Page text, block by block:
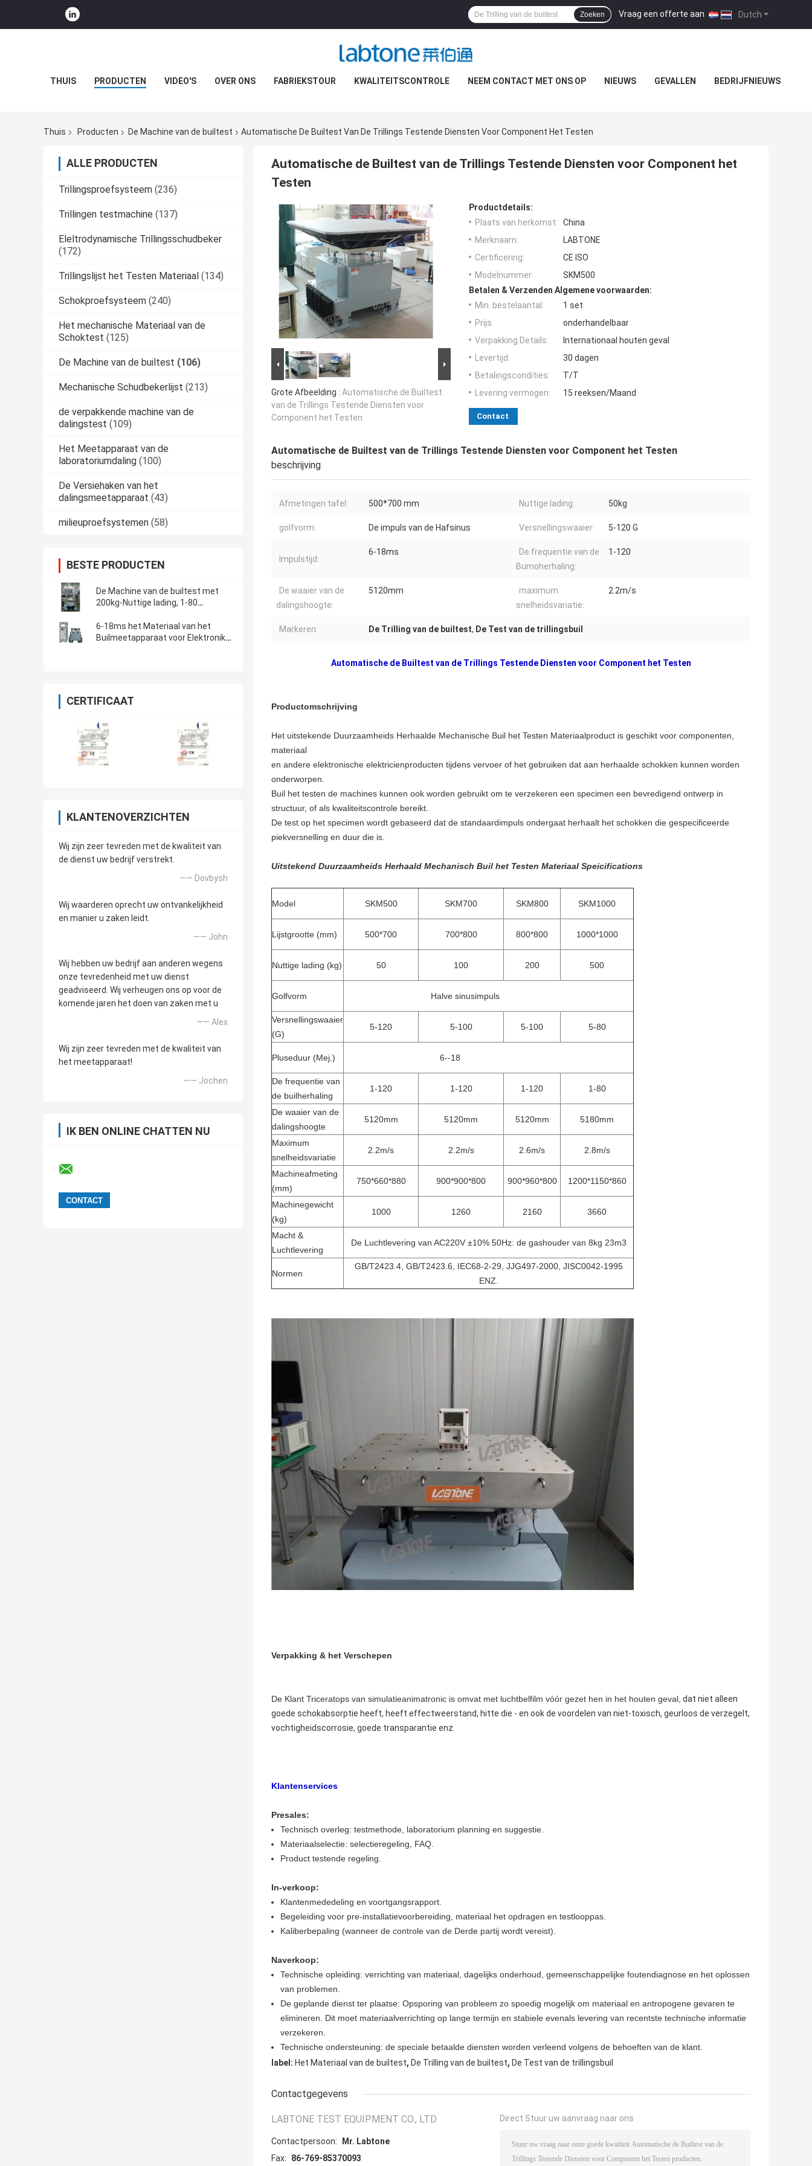
Dutch
Vraag een offerte aan |
Zoeken
THUIS PRODUCTEN VIDEO'S OVER ONS FABRIEKSTOUR KWALITEITSCONTROLE NEEM CONTACT MET ONS OP NIEUWS GEVALLEN BEDRIJFNIEUWS
Thuis Producten De Machine van de builtest Automatische De Builtest Van De Trillings Testende Diensten Voor Component Het Testen
ALLE PRODUCTEN
Trillingsproefsysteem (236)
Trillingen testmachine (137)
Eleltrodynamische Trillingsschudbeker
(172)
Trillingslijst het Testen Materiaal (134)
Schokproefsysteem (240)
Het mechanische Materiaal van de
Schoktest (125)
De Machine van de builtest (106)
Mechanische Schudbekerlijst (213)
de verpakkende machine van de
dalingstest (109)
Het Meetapparaat van de
laboratoriumdaling (100)
De Versiehaken van het
dalingsmeetapparaat (43)
milieuproefsystemen (58)
BESTE PRODUCTEN
De Machine van de builtest met
200kg-Nuttige lading, 1-80
6-18ms het Materiaal van het
Builmeetapparaat voor Elektronika
CERTIFICAAT
KLANTENOVERZICHTEN
Wij zijn zeer tevreden met de kwaliteit van
de dienst uw bedrijf verstrekt.
—— Dovbysh
Wij waarderen oprecht uw ontvankelijkheid
en manier u zaken leidt.
—— John
Wij hebben uw bedrijf aan anderen wegens
onze tevredenheid met uw dienst
geadviseerd. Wij verheugen ons op voor de
komende jaren het doen van zaken met u
—— Alex
Wij zijn zeer tevreden met de kwaliteit van
het meetapparaat!
—— Jochen
IK BEN ONLINE CHATTEN NU
Automatische de Builtest van de Trillings Testende Diensten voor Component het
Testen
Grote Afbeelding : Automatische de Builtest
van de Trillings Testende Diensten voor
Component het Testen
Productdetails:
Plaats van herkomst:
China
Merknaam:
LABTONE
Certificering:
CE ISO
Modelnummer:
SKM500
Betalen & Verzenden Algemene voorwaarden:
Min. bestelaantal:
1 set
Prijs:
onderhandelbaar
Verpakking Details:
Internationaal houten geval
Levertijd:
30 dagen
Betalingscondities:
T/T
Levering vermogen:
15 reeksen/Maand
Contact
Automatische de Builtest van de Trillings Testende Diensten voor Component het Testen
beschrijving
Afmetingen tafel: 500*700 mm Nuttige lading: 50kg
golfvorm: De impuls van de Hafsinus Versnellingswaaier: 5-120 G
Impulstijd:
6-18ms
De frequentie van de
Bumoherhaling:
1-120
De waaier van de
dalingshoogte:
5120mm
maximum
snelheidsvariatie:
2.2m/s
Markeren: De Trilling van de builtest, De Test van de trillingsbuil
Automatische de Builtest van de Trillings Testende Diensten voor Component het Testen
Productomschrijving
Het uitstekende Duurzaamheids Herhaalde Mechanische Buil het Testen Materiaalproduct is geschikt voor componenten,
materiaal
en andere elektronische elektricienproducten tijdens vervoer of het gebruiken dat aan herhaalde schokken kunnen worden
onderworpen.
Buil het testen de machines kunnen ook worden gebruikt om te verzekeren een specimen een bevredigend ontwerp in
structuur, of als kwaliteitscontrole bereikt.
De test op het specimen wordt gebaseerd dat de standaardimpuls ondergaat herhaalt het schokken die gespecificeerde
piekversnelling en duur die is.
Uitstekend Duurzaamheids Herhaald Mechanisch Buil het Testen Materiaal Speicifications
Model SKM500 SKM700 SKM800 SKM1000
Lijstgrootte (mm) 500*700 700*800 800*800 1000*1000
Nuttige lading (kg) 50 100 200 500
Golfvorm Halve sinusimpuls
Versnellingswaaier
(G)
5-120 5-100 5-100 5-80
Pluseduur (Mej.) 6--18
De frequentie van
de builherhaling
1-120 1-120 1-120 1-80
De waaier van de
dalingshoogte
5120mm 5120mm 5120mm 5180mm
Maximum
snelheidsvariatie
2.2m/s 2.2m/s 2.6m/s 2.8m/s
Machineafmeting
(mm)
750*660*880 900*900*800 900*960*800 1200*1150*860
Machinegewicht
(kg)
1000 1260 2160 3660
Macht &
Luchtlevering
De Luchtlevering van AC220V ±10% 50Hz: de gashouder van 8kg 23m3
Normen
GB/T2423.4, GB/T2423.6, IEC68-2-29, JJG497-2000, JISC0042-1995
ENZ.
Verpakking & het Verschepen
De Klant Triceratops van simulatieanimatronic is omvat met luchtbelfilm vóór gezet hen in het houten geval, dat niet alleen
goede schokabsorptie heeft, heeft effectweerstand, hitte die - en ook de voordelen van niet-toxisch, geurloos de verzegelt,
vochtigheidscorrosie, goede transparantie enz.
Klantenservices
Presales:
Technisch overleg: testmethode, laboratorium planning en suggestie.
Materiaalselectie: selectieregeling, FAQ.
Product testende regeling.
In-verkoop:
Klantenmededeling en voortgangsrapport.
Begeleiding voor pre-installatievoorbereiding, materiaal het opdragen en testlooppas.
Kaliberbepaling (wanneer de controle van de Derde partij wordt vereist).
Naverkoop:
Technische opleiding: verrichting van materiaal, dagelijks onderhoud, gemeenschappelijke foutendiagnose en het oplossen
van problemen.
De geplande dienst ter plaatse: Opsporing van probleem zo spoedig mogelijk om materiaal en antropogene gevaren te
elimineren. Dit moet materiaalverrichting op lange termijn en stabiele evenals levering van recentste technische informatie
verzekeren.
Technische ondersteuning: de speciale betaalde diensten worden verleend volgens de behoeften van de klant.
label: Het Materiaal van de builtest, De Trilling van de builtest, De Test van de trillingsbuil
Contactgegevens
LABTONE TEST EQUIPMENT CO., LTD
Contactpersoon:
Mr. Labtone
Fax:
86-769-85370093
Direct Stuur uw aanvraag naar ons